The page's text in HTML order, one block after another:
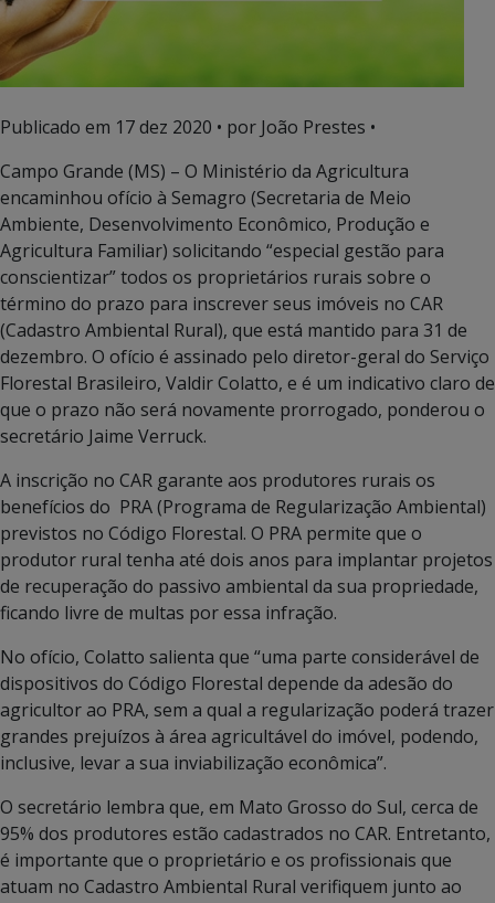
Publicado em 17 dez 2020 • por João Prestes •
Campo Grande (MS) – O Ministério da Agricultura
encaminhou ofício à Semagro (Secretaria de Meio
Ambiente, Desenvolvimento Econômico, Produção e
Agricultura Familiar) solicitando “especial gestão para
conscientizar” todos os proprietários rurais sobre o
término do prazo para inscrever seus imóveis no CAR
(Cadastro Ambiental Rural), que está mantido para 31 de
dezembro. O ofício é assinado pelo diretor-geral do Serviço
Florestal Brasileiro, Valdir Colatto, e é um indicativo claro de
que o prazo não será novamente prorrogado, ponderou o
secretário Jaime Verruck.
A inscrição no CAR garante aos produtores rurais os
benefícios do PRA (Programa de Regularização Ambiental)
previstos no Código Florestal. O PRA permite que o
produtor rural tenha até dois anos para implantar projetos
de recuperação do passivo ambiental da sua propriedade,
ficando livre de multas por essa infração.
No ofício, Colatto salienta que “uma parte considerável de
dispositivos do Código Florestal depende da adesão do
agricultor ao PRA, sem a qual a regularização poderá trazer
grandes prejuízos à área agricultável do imóvel, podendo,
inclusive, levar a sua inviabilização econômica”.
O secretário lembra que, em Mato Grosso do Sul, cerca de
95% dos produtores estão cadastrados no CAR. Entretanto,
é importante que o proprietário e os profissionais que
atuam no Cadastro Ambiental Rural verifiquem junto ao